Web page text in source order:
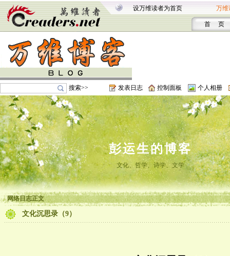
设万维读者为首页 万维
首 页
搜索>> 发表日志 控制面板 个人相册
彭运生的博客
文化、哲学、诗学、文学
网络日志正文
文化沉思录（9）